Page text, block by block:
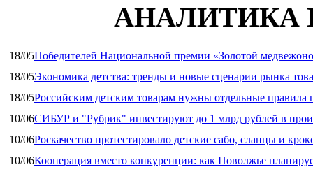
АНАЛИТИКА
18/05Победителей Национальной премии «Золотой
18/05Экономика детства: тренды и новые сценарии рынка
18/05Российским детским товарам нужны отдельные правила
10/06СИБУР и "Рубрик" инвестируют до 1 млрд рублей в
10/06Роскачество протестировало детские сабо, сланцы и
10/06Кооперация вместо конкуренции: как Поволжье